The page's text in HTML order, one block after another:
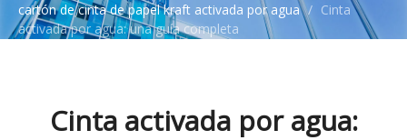
cartón de cinta de papel kraft activada por agua / Cinta
activada por agua: una guía completa
Cinta activada por agua: